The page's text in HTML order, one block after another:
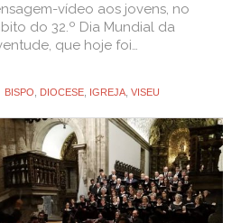
vídeo aos jovens, no
do 32.º Dia Mundial da
que hoje foi…
CATEGORY
BISPO DIOCESE IGREJA VISEU